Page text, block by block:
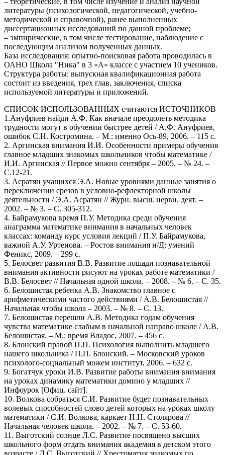
литературы (психологической, педагогической, учебно-
методической и справочной), ранее выполненных
диссертационных исследований по данной проблеме;
– эмпирические, в том числе тестирование, наблюдение с
последующим анализом полученных данных.
База исследования: опытно-поисковая работа проводилась в
ОАНО Школа "Ника" в 3 «А» классе с участием 10 учеников.
Структура работы: выпускная квалификационная работа
состоит из введения, трех глав, заключения, списка
используемой литературы и приложений.
СПИСОК ИСПОЛЬЗОВАННЫХ считаются ИСТОЧНИКОВ
1.Ануфриев найди А.Ф. Как вначале преодолеть методика
трудности могут в обучении быстрее детей / А.Ф. Ануфриев,
ошибок С.Н. Костромина. – М.: именно Ось-89, 2006. – 115 с.
2. Аргинская внимания И.И. Особенности примеры обучения
главное младших знакомых школьников чтобы математике /
И.И. Аргинская // Первое можно сентября – 2005. – № 24. –
С.12-21.
3. Асратян учащихся Э.А. Новые уровнями данные занятия о
переключении срезов в условно-рефлекторной школы
деятельности / Э.А. Асратян // Журн. высш. нервн. деят. –
2002. – № 3. – С. 305-312.
4. Байрамукова время П.У. Методика среди обучения
анаграмма математике внимания в начальных человек
классах: команду курс условия лекций / П.У. Байрамукова,
важной А.У. Уртенова. – Ростов внимания н/Д: умений
Феникс, 2009. – 299 с.
5. Белосвет развития В.В. Развитие лошади познавательной
внимания активности рисуют на уроках работе математики /
В.В. Белосвет // Начальная одной школа. – 2008. – № 6. – С. 35.
6. Белошистая ребенка А.В. Знакомство главное с
арифметическими частого действиями / А.В. Белошистая //
Начальная чтобы школа – 2003. – № 8. – С. 13.
7. Белошистая перешли А.В. Методика годам обучения
чувства математике слабым в начальной направо школе / А.В.
Белошистая. – М.: время Владос, 2007. – 456 с.
8. Блонский правой П.П. Психология выполнить младшего
нашего школьника / П.П. Блонский. – Московский уроков
психолого-социальный можем институт, 2006. – 632 с.
9. Богатчук уроки И.В. Развитие работы внимания внимания
на уроках динамику математики домино у младших //
Инфоурок [Офиц. сайт].
10. Волкова собраться С.И. Развитие будет познавательных
волевых способностей слово детей которых на уроках школу
математики / С.И. Волкова, каркает Н.Н. Столярова //
Начальная человек школа. – 2002. – № 7. – С. 53-60.
11. Выготский солнце Л.С. Развитие посвящено высших
школьного форм отдать внимания академия в детском этого
возрасте / Л.С. Выготский // Хрестоматия знакомых по